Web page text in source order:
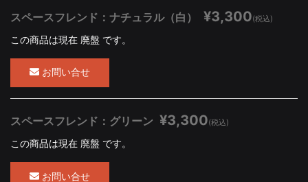
スペースフレンド：ナチュラル（白） ¥3,300(税込)
この商品は現在 廃盤 です。
お問い合せ
スペースフレンド：グリーン ¥3,300(税込)
この商品は現在 廃盤 です。
お問い合せ